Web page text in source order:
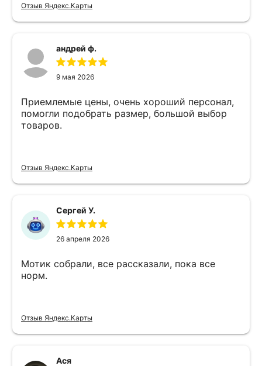
Отзыв Яндекс.Карты
андрей ф.
9 мая 2026
Приемлемые цены, очень хороший персонал,
помогли подобрать размер, большой выбор
товаров.
Отзыв Яндекс.Карты
Сергей У.
26 апреля 2026
Мотик собрали, все рассказали, пока все
норм.
Отзыв Яндекс.Карты
Ася